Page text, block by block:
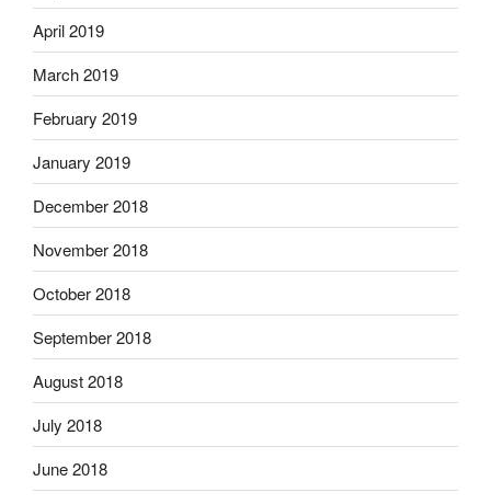
April 2019
March 2019
February 2019
January 2019
December 2018
November 2018
October 2018
September 2018
August 2018
July 2018
June 2018